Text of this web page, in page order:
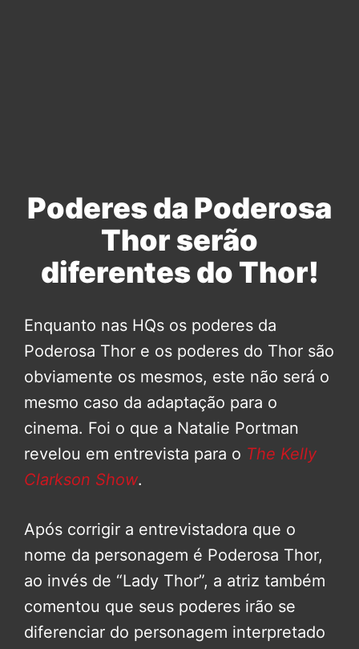
Poderes da Poderosa
Thor serão
diferentes do Thor!
Enquanto nas HQs os poderes da
Poderosa Thor e os poderes do Thor são
obviamente os mesmos, este não será o
mesmo caso da adaptação para o
cinema. Foi o que a Natalie Portman
revelou em entrevista para o The Kelly
Clarkson Show.
Após corrigir a entrevistadora que o
nome da personagem é Poderosa Thor,
ao invés de “Lady Thor”, a atriz também
comentou que seus poderes irão se
diferenciar do personagem interpretado